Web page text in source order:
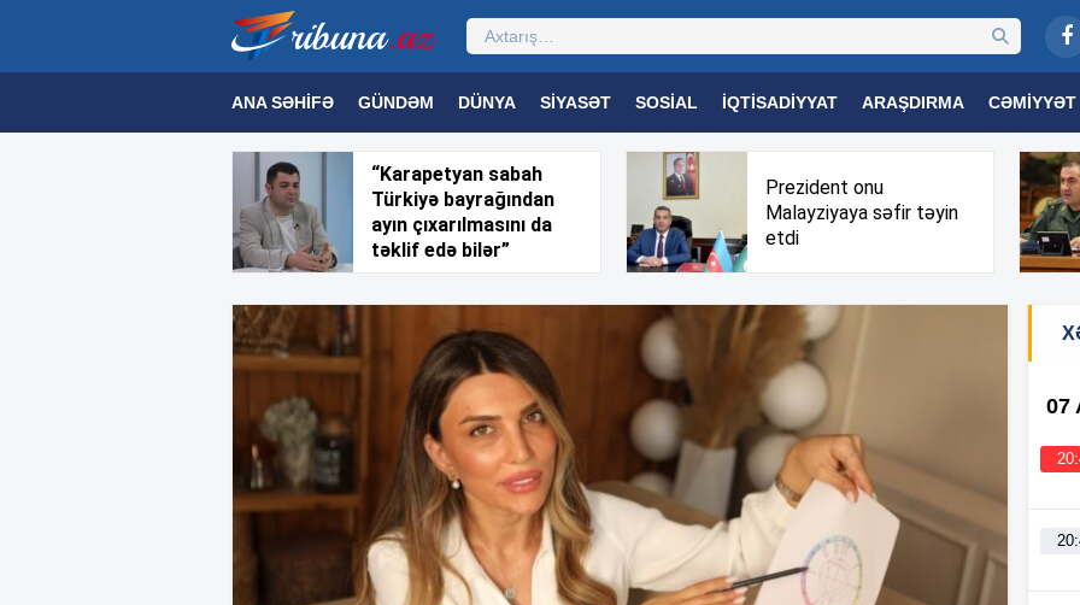
ANA SƏHIFƏ GÜNDƏM DÜNYA SIYASƏT SOSIAL İQTISADIYYAT ARAŞDIRMA CƏMIYYƏT
MƏDƏNIYYƏT MAQAZIN TEXNOLOGIYA TƏHSIL TRIBUNA TV
“Karapetyan sabah
Türkiyə bayrağından
ayın çıxarılmasını da
təklif edə bilər”
Prezident onu
Malayziyaya səfir təyin
etdi
07